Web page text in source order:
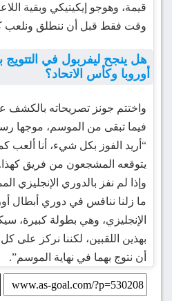
قيمة، وهوجو إيكيتيكي وبقية
وقت فقط قبل أن ننطلق ونلعب
هل ينجح ليفربول في التتويج
أوروبا وكأس الاتحاد؟
واختتم جونز تصريحاته بالكشف
فيما تبقى من الموسم، موجها
“أريد الفوز بكل شيء، أنا
يتوقعه المشجعون من فريق كهذا.
وإذا لم نفز بالدوري الإنجليزي
ما زلنا ننافس في دوري أبطال
الإنجليزي، وهي بطولة كبيرة،
بهذين اللقبين، لكننا نركز على
أن نتوج بهما في نهاية الموسم”.